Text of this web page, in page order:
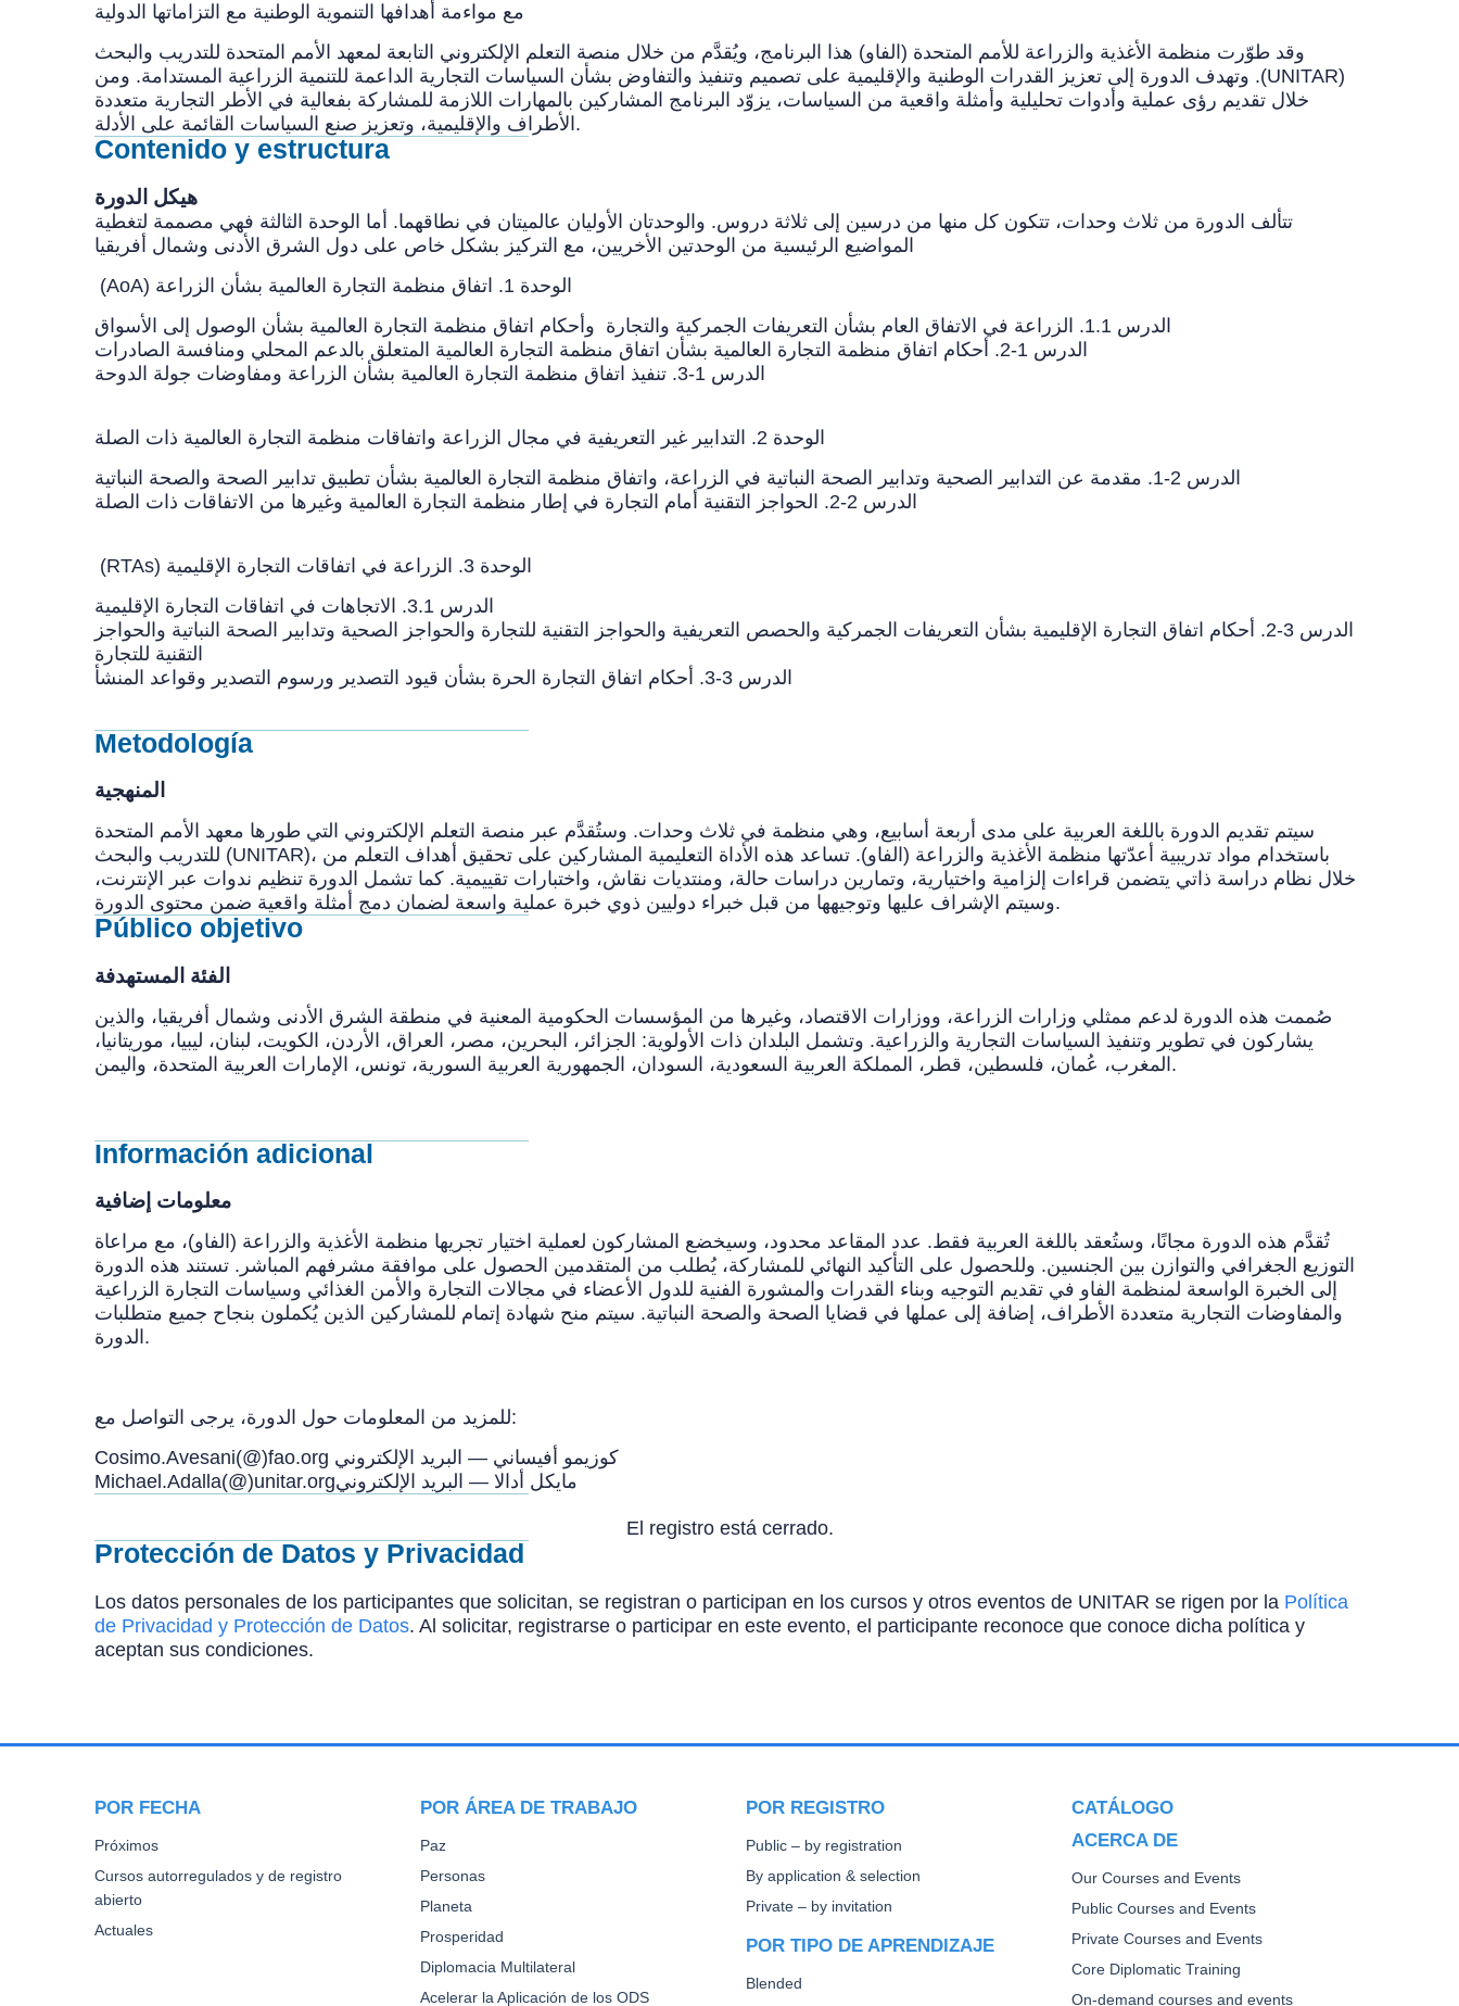
مع مواءمة أهدافها التنموية الوطنية مع التزاماتها الدولية
وقد طوّرت منظمة الأغذية والزراعة للأمم المتحدة (الفاو) هذا البرنامج، ويُقدَّم من خلال منصة التعلم الإلكتروني التابعة لمعهد الأمم المتحدة للتدريب والبحث
(
UNITAR). وتهدف الدورة إلى تعزيز القدرات الوطنية والإقليمية على تصميم وتنفيذ والتفاوض بشأن السياسات التجارية الداعمة للتنمية الزراعية المستدامة. ومن
خلال تقديم رؤى عملية وأدوات تحليلية وأمثلة واقعية من السياسات، يزوّد البرنامج المشاركين بالمهارات اللازمة للمشاركة بفعالية في الأطر التجارية متعددة
الأطراف والإقليمية، وتعزيز صنع السياسات القائمة على الأدلة.
Contenido y estructura
هيكل الدورة
تتألف الدورة من ثلاث وحدات، تتكون كل منها من درسين إلى ثلاثة دروس. والوحدتان الأوليان عالميتان في نطاقهما. أما الوحدة الثالثة فهي مصممة لتغطية
المواضيع الرئيسية من الوحدتين الأخريين، مع التركيز بشكل خاص على دول الشرق الأدنى وشمال أفريقيا
الدرس 1.1. الزراعة في الاتفاق العام بشأن التعريفات الجمركية والتجارة وأحكام اتفاق منظمة التجارة العالمية بشأن الوصول إلى الأسواق
الدرس 1-2. أحكام اتفاق منظمة التجارة العالمية بشأن اتفاق منظمة التجارة العالمية المتعلق بالدعم المحلي ومنافسة الصادرات
الدرس 1-3. تنفيذ اتفاق منظمة التجارة العالمية بشأن الزراعة ومفاوضات جولة الدوحة
الوحدة 2. التدابير غير التعريفية في مجال الزراعة واتفاقات منظمة التجارة العالمية ذات الصلة
الدرس 2-1. مقدمة عن التدابير الصحية وتدابير الصحة النباتية في الزراعة، واتفاق منظمة التجارة العالمية بشأن تطبيق تدابير الصحة والصحة النباتية
الدرس 2-2. الحواجز التقنية أمام التجارة في إطار منظمة التجارة العالمية وغيرها من الاتفاقات ذات الصلة
(RTAs) الوحدة 3. الزراعة في اتفاقات التجارة الإقليمية
الدرس 3.1. الاتجاهات في اتفاقات التجارة الإقليمية
الدرس 3-2. أحكام اتفاق التجارة الإقليمية بشأن التعريفات الجمركية والحصص التعريفية والحواجز التقنية للتجارة والحواجز الصحية وتدابير الصحة النباتية والحواجز
التقنية للتجارة
الدرس 3-3. أحكام اتفاق التجارة الحرة بشأن قيود التصدير ورسوم التصدير وقواعد المنشأ
Metodología
المنهجية
سيتم تقديم الدورة باللغة العربية على مدى أربعة أسابيع، وهي منظمة في ثلاث وحدات. وستُقدَّم عبر منصة التعلم الإلكتروني التي طورها معهد الأمم المتحدة
للتدريب والبحث (UNITAR)، باستخدام مواد تدريبية أعدّتها منظمة الأغذية والزراعة (الفاو). تساعد هذه الأداة التعليمية المشاركين على تحقيق أهداف التعلم من
خلال نظام دراسة ذاتي يتضمن قراءات إلزامية واختيارية، وتمارين دراسات حالة، ومنتديات نقاش، واختبارات تقييمية. كما تشمل الدورة تنظيم ندوات عبر الإنترنت،
وسيتم الإشراف عليها وتوجيهها من قبل خبراء دوليين ذوي خبرة عملية واسعة لضمان دمج أمثلة واقعية ضمن محتوى الدورة.
Público objetivo
الفئة المستهدفة
صُممت هذه الدورة لدعم ممثلي وزارات الزراعة، ووزارات الاقتصاد، وغيرها من المؤسسات الحكومية المعنية في منطقة الشرق الأدنى وشمال أفريقيا، والذين
يشاركون في تطوير وتنفيذ السياسات التجارية والزراعية. وتشمل البلدان ذات الأولوية: الجزائر، البحرين، مصر، العراق، الأردن، الكويت، لبنان، ليبيا، موريتانيا،
المغرب، عُمان، فلسطين، قطر، المملكة العربية السعودية، السودان، الجمهورية العربية السورية، تونس، الإمارات العربية المتحدة، واليمن.
Información adicional
معلومات إضافية
تُقدَّم هذه الدورة مجانًا، وستُعقد باللغة العربية فقط. عدد المقاعد محدود، وسيخضع المشاركون لعملية اختيار تجريها منظمة الأغذية والزراعة (الفاو)، مع مراعاة
التوزيع الجغرافي والتوازن بين الجنسين. وللحصول على التأكيد النهائي للمشاركة، يُطلب من المتقدمين الحصول على موافقة مشرفهم المباشر. تستند هذه الدورة
إلى الخبرة الواسعة لمنظمة الفاو في تقديم التوجيه وبناء القدرات والمشورة الفنية للدول الأعضاء في مجالات التجارة والأمن الغذائي وسياسات التجارة الزراعية
والمفاوضات التجارية متعددة الأطراف، إضافة إلى عملها في قضايا الصحة والصحة النباتية. سيتم منح شهادة إتمام للمشاركين الذين يُكملون بنجاح جميع متطلبات
الدورة.
للمزيد من المعلومات حول الدورة، يرجى التواصل مع:
Cosimo.Avesani(@)fao.org كوزيمو أفيساني — البريد الإلكتروني
Michael.Adalla(@)unitar.orgمايكل أدالا — البريد الإلكتروني
El registro está cerrado.
Protección de Datos y Privacidad
Los datos personales de los participantes que solicitan, se registran o participan en los cursos y otros eventos de UNITAR se rigen por la Política
de Privacidad y Protección de Datos. Al solicitar, registrarse o participar en este evento, el participante reconoce que conoce dicha política y
aceptan sus condiciones.
POR FECHA
Próximos
Cursos autorregulados y de registro
abierto
Actuales
POR ÁREA DE TRABAJO
Paz
Personas
Planeta
Prosperidad
Diplomacia Multilateral
Acelerar la Aplicación de los ODS
POR REGISTRO
Public – by registration
By application & selection
Private – by invitation
POR TIPO DE APRENDIZAJE
Blended
CATÁLOGO
ACERCA DE
Our Courses and Events
Public Courses and Events
Private Courses and Events
Core Diplomatic Training
On-demand courses and events